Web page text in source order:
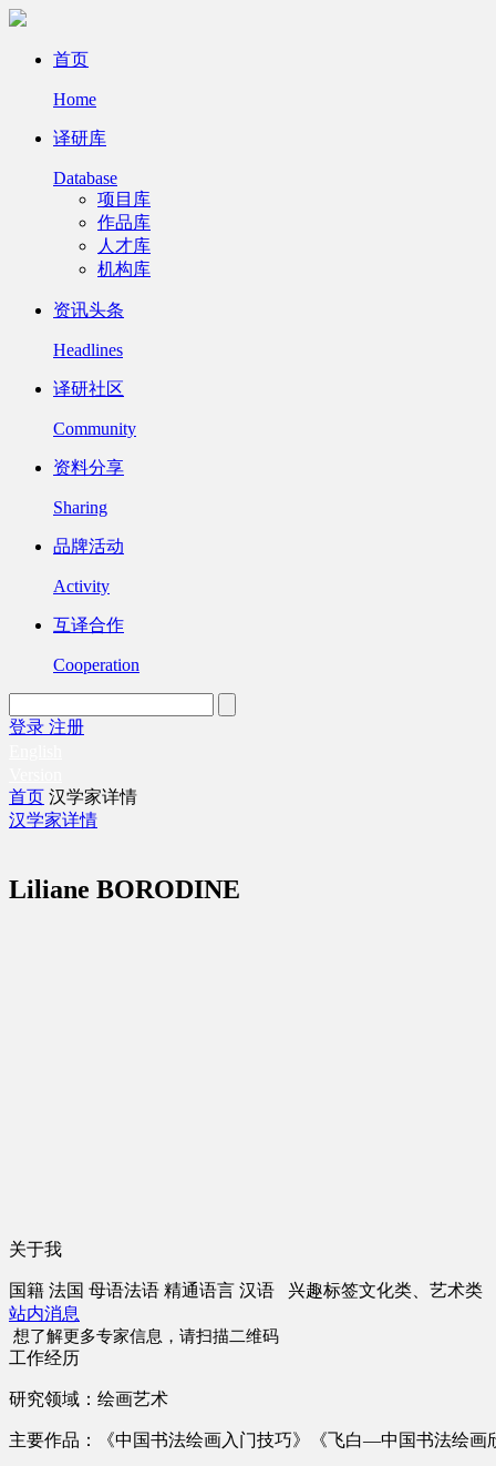
首页
Home
译研库
Database
项目库
作品库
人才库
机构库
资讯头条
Headlines
译研社区
Community
资料分享
Sharing
品牌活动
Activity
互译合作
Cooperation
登录 注册
首页 汉学家详情
汉学家详情
Liliane BORODINE
关于我
国籍 法国 母语法语 精通语言 汉语 兴趣标签文化类、艺术类
站内消息
想了解更多专家信息，请扫描二维码
工作经历
研究领域：绘画艺术
主要作品：《中国书法绘画入门技巧》《飞白—中国书法绘画